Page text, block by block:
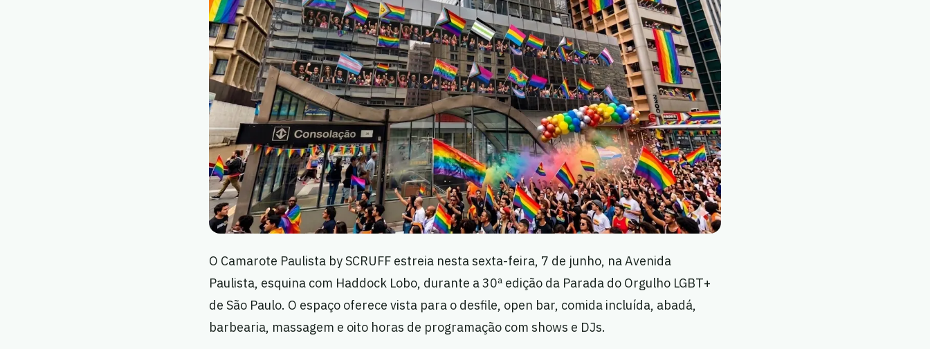
O Camarote Paulista by SCRUFF estreia nesta sexta-feira, 7 de junho, na Avenida
Paulista, esquina com Haddock Lobo, durante a 30ª edição da Parada do Orgulho LGBT+
de São Paulo. O espaço oferece vista para o desfile, open bar, comida incluída, abadá,
barbearia, massagem e oito horas de programação com shows e DJs.